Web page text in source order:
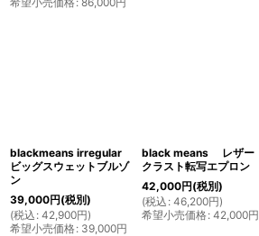
blackmeans irregular
ビッグスウェットブルゾ
ン
39,000円(税別)
(税込 : 42,900円)
希望小売価格: 39,000円
black means レザー
クラスト転写エプロン
42,000円(税別)
(税込 : 46,200円)
希望小売価格: 42,000円